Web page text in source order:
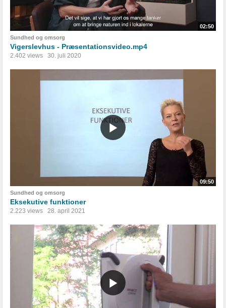
02:50
Sundhed og omsorg
Vigerslevhus - Præsentationsvideo.mp4
2.402 views 30. juli 2020
09:50
Sundhed og omsorg
Eksekutive funktioner
2.223 views 28. april 2021